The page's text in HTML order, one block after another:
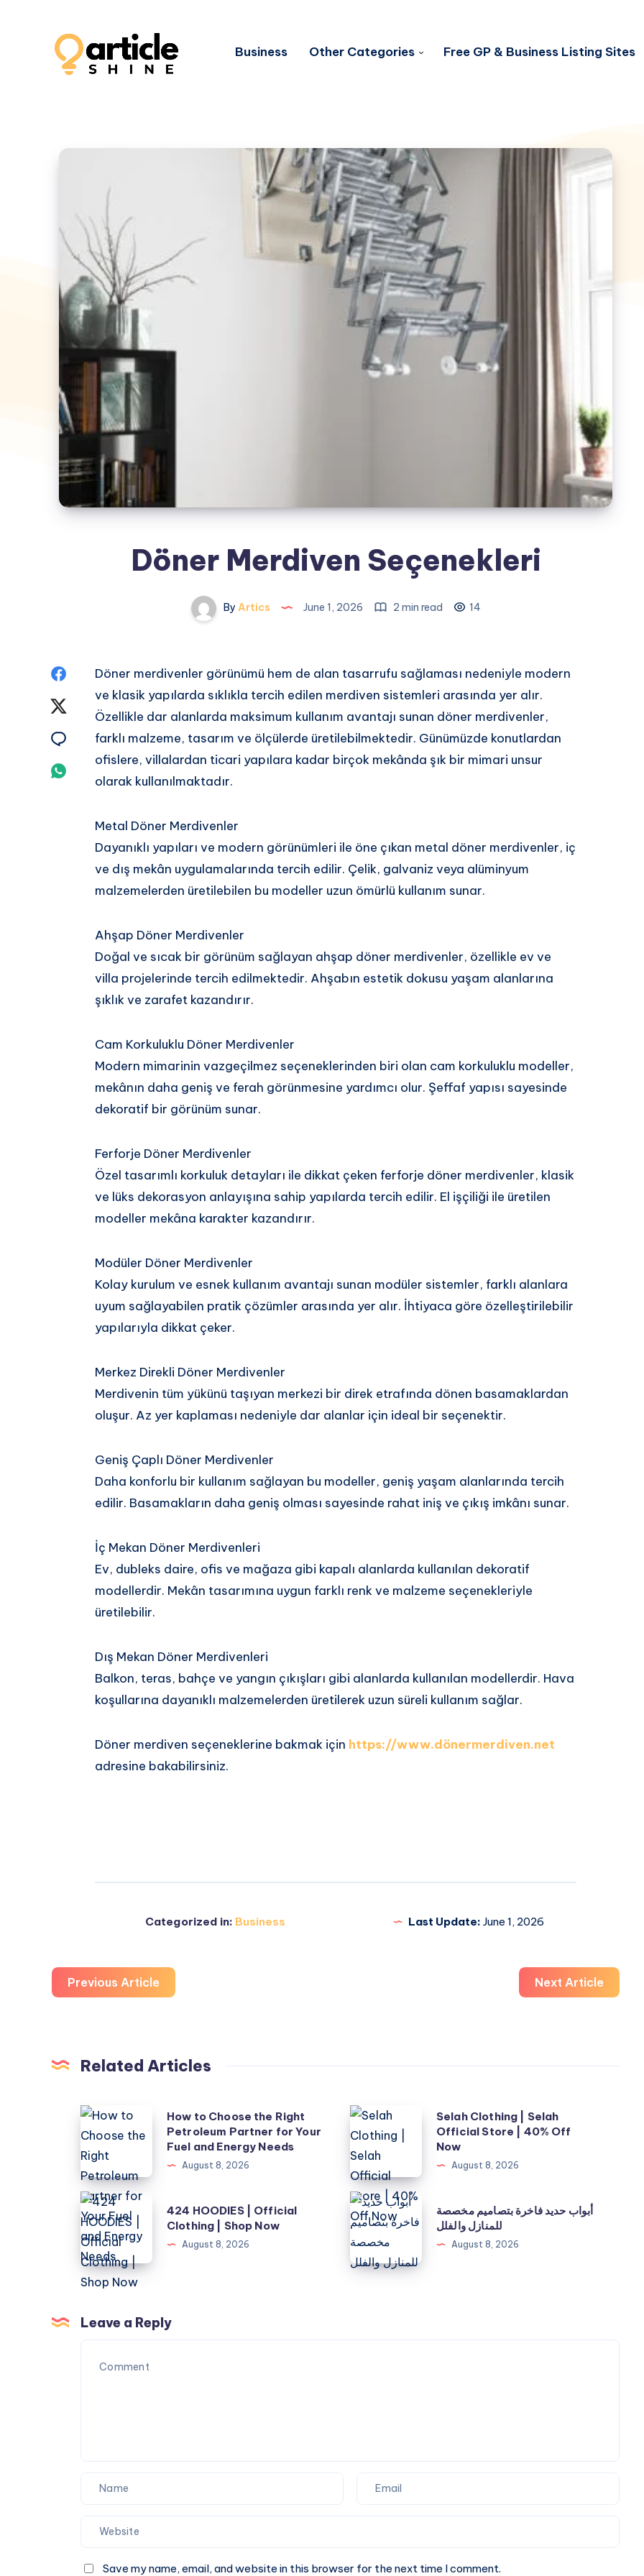
Business Other Categories Free GP & Business Listing Sites
Döner Merdiven Seçenekleri
By Artics June 1, 2026 2 min read 14
Share
Facebook
Twitter
Share
Whatsapp
Döner merdivenler görünümü hem de alan tasarrufu sağlaması nedeniyle modern
ve klasik yapılarda sıklıkla tercih edilen merdiven sistemleri arasında yer alır.
Özellikle dar alanlarda maksimum kullanım avantajı sunan döner merdivenler,
farklı malzeme, tasarım ve ölçülerde üretilebilmektedir. Günümüzde konutlardan
ofislere, villalardan ticari yapılara kadar birçok mekânda şık bir mimari unsur
olarak kullanılmaktadır.
Metal Döner Merdivenler
Dayanıklı yapıları ve modern görünümleri ile öne çıkan metal döner merdivenler, iç
ve dış mekân uygulamalarında tercih edilir. Çelik, galvaniz veya alüminyum
malzemelerden üretilebilen bu modeller uzun ömürlü kullanım sunar.
Ahşap Döner Merdivenler
Doğal ve sıcak bir görünüm sağlayan ahşap döner merdivenler, özellikle ev ve
villa projelerinde tercih edilmektedir. Ahşabın estetik dokusu yaşam alanlarına
şıklık ve zarafet kazandırır.
Cam Korkuluklu Döner Merdivenler
Modern mimarinin vazgeçilmez seçeneklerinden biri olan cam korkuluklu modeller,
mekânın daha geniş ve ferah görünmesine yardımcı olur. Şeffaf yapısı sayesinde
dekoratif bir görünüm sunar.
Ferforje Döner Merdivenler
Özel tasarımlı korkuluk detayları ile dikkat çeken ferforje döner merdivenler, klasik
ve lüks dekorasyon anlayışına sahip yapılarda tercih edilir. El işçiliği ile üretilen
modeller mekâna karakter kazandırır.
Modüler Döner Merdivenler
Kolay kurulum ve esnek kullanım avantajı sunan modüler sistemler, farklı alanlara
uyum sağlayabilen pratik çözümler arasında yer alır. İhtiyaca göre özelleştirilebilir
yapılarıyla dikkat çeker.
Merkez Direkli Döner Merdivenler
Merdivenin tüm yükünü taşıyan merkezi bir direk etrafında dönen basamaklardan
oluşur. Az yer kaplaması nedeniyle dar alanlar için ideal bir seçenektir.
Geniş Çaplı Döner Merdivenler
Daha konforlu bir kullanım sağlayan bu modeller, geniş yaşam alanlarında tercih
edilir. Basamakların daha geniş olması sayesinde rahat iniş ve çıkış imkânı sunar.
İç Mekan Döner Merdivenleri
Ev, dubleks daire, ofis ve mağaza gibi kapalı alanlarda kullanılan dekoratif
modellerdir. Mekân tasarımına uygun farklı renk ve malzeme seçenekleriyle
üretilebilir.
Dış Mekan Döner Merdivenleri
Balkon, teras, bahçe ve yangın çıkışları gibi alanlarda kullanılan modellerdir. Hava
koşullarına dayanıklı malzemelerden üretilerek uzun süreli kullanım sağlar.
Döner merdiven seçeneklerine bakmak için https://www.dönermerdiven.net
adresine bakabilirsiniz.
Categorized in: Business Last Update: June 1, 2026
Previous Article Next Article
Related Articles
How
to
Choose
the
Right
Petroleum
Partner
for
Your
and
How to Choose the Right
Petroleum Partner for Your
Fuel and Energy Needs
August 8, 2026
Selah
Clothing
|
Selah
Official
Store
40%
Selah Clothing | Selah
Official Store | 40% Off
Now
August 8, 2026
424
HOODIES
|
Official
Clothing
Shop
Now
424 HOODIES | Official
Clothing | Shop Now
August 8, 2026
أبواب
حديد
فاخرة
بتصاميم
أبواب حديد فاخرة بتصاميم مخصصة
للمنازل والفلل
August 8, 2026
Leave a Reply
Save my name, email, and website in this browser for the next time I comment.